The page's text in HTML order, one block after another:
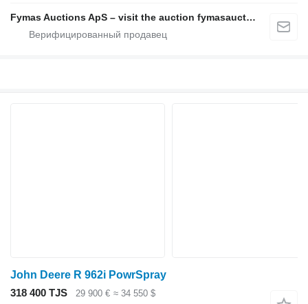
Fymas Auctions ApS – visit the auction fymasauctions.dk
John Deere R 962i PowrSpray
318 400 TJS
29 900 € ≈ 34 550 $